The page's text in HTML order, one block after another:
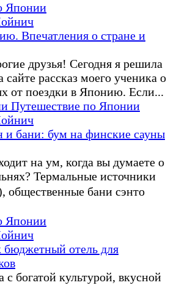
Японии
Впечатления о стране и
друзья! Сегодня я решила
сайте рассказ моего ученика о
от поездки в Японию. Если...
Путешествие по Японии
и бани: бум на финские сауны
на ум, когда вы думаете о
Термальные источники
общественные бани сэнто
Японии
отель для
с богатой культурой, вкусной